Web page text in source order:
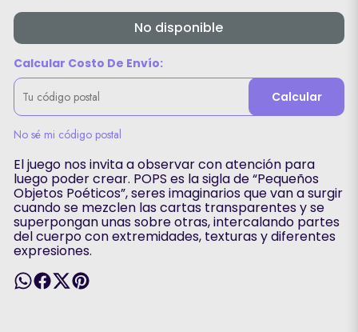
No disponible
Calcular Costo De Envío:
Calcular
No sé mi código postal
El juego nos invita a observar con atención para
luego poder crear. POPS es la sigla de “Pequeños
Objetos Poéticos”, seres imaginarios que van a surgir
cuando se mezclen las cartas transparentes y se
superpongan unas sobre otras, intercalando partes
del cuerpo con extremidades, texturas y diferentes
expresiones.